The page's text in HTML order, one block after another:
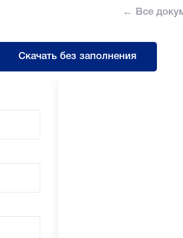
← Все
Скачать без заполнения